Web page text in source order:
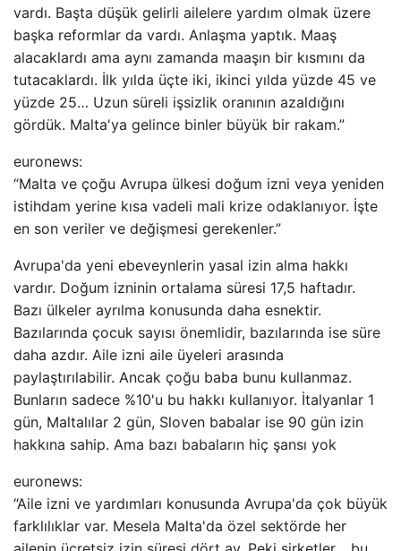
vardı. Başta düşük gelirli ailelere yardım olmak üzere
başka reformlar da vardı. Anlaşma yaptık. Maaş
alacaklardı ama aynı zamanda maaşın bir kısmını da
tutacaklardı. İlk yılda üçte iki, ikinci yılda yüzde 45 ve
yüzde 25… Uzun süreli işsizlik oranının azaldığını
gördük. Malta'ya gelince binler büyük bir rakam.”
euronews:
“Malta ve çoğu Avrupa ülkesi doğum izni veya yeniden
istihdam yerine kısa vadeli mali krize odaklanıyor. İşte
en son veriler ve değişmesi gerekenler.”
Avrupa'da yeni ebeveynlerin yasal izin alma hakkı
vardır. Doğum izninin ortalama süresi 17,5 haftadır.
Bazı ülkeler ayrılma konusunda daha esnektir.
Bazılarında çocuk sayısı önemlidir, bazılarında ise süre
daha azdır. Aile izni aile üyeleri arasında
paylaştırılabilir. Ancak çoğu baba bunu kullanmaz.
Bunların sadece %10'u bu hakkı kullanıyor. İtalyanlar 1
gün, Maltalılar 2 gün, Sloven babalar ise 90 gün izin
hakkına sahip. Ama bazı babaların hiç şansı yok
euronews:
“Aile izni ve yardımları konusunda Avrupa'da çok büyük
farklılıklar var. Mesela Malta'da özel sektörde her